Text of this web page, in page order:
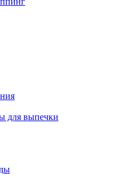
для выпечки